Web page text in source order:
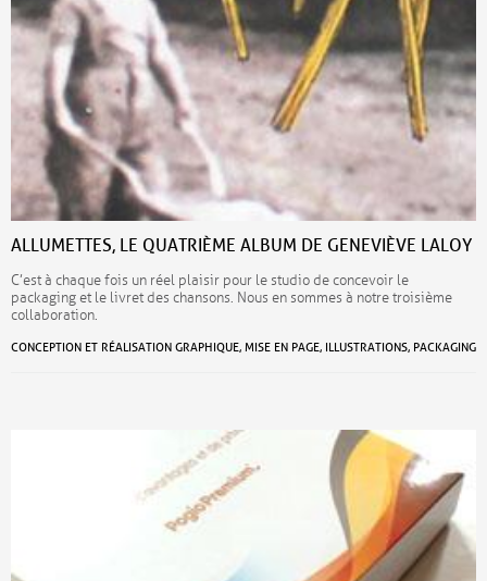
ALLUMETTES, LE QUATRIÈME ALBUM DE GENEVIÈVE LALOY
C’est à chaque fois un réel plaisir pour le studio de concevoir le
packaging et le livret des chansons. Nous en sommes à notre troisième
collaboration.
CONCEPTION ET RÉALISATION GRAPHIQUE, MISE EN PAGE, ILLUSTRATIONS, PACKAGING